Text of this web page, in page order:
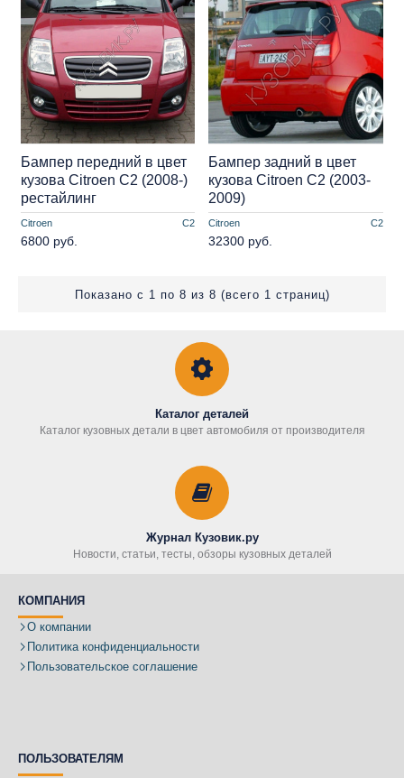
Citroen C2
Бампер передний в цвет
кузова Citroen C2 (2008-)
рестайлинг
6800 руб.
Citroen C2
Бампер задний в цвет
кузова Citroen C2 (2003-
2009)
32300 руб.
Показано с 1 по 8 из 8 (всего 1 страниц)
Каталог деталей
Каталог кузовных детали в цвет автомобиля от производителя
Журнал Кузовик.ру
Новости, статьи, тесты, обзоры кузовных деталей
КОМПАНИЯ
О компании
Политика конфиденциальности
Пользовательское соглашение
ПОЛЬЗОВАТЕЛЯМ